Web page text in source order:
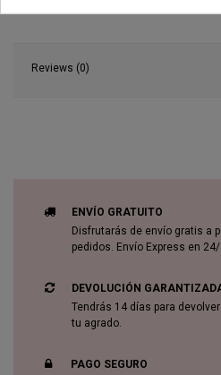
Reviews (0)
ENVÍO GRATUITO
Disfrutarás de envío gratis a
pedidos. Envío Express en
DEVOLUCIÓN
Tendrás 14 días para
tu agrado.
PAGO SEGURO